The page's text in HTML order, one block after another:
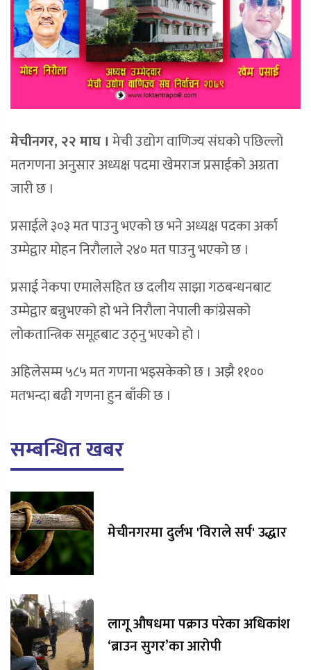
मेचीनगर, २२ माघ । मेची उद्योग वाणिज्य संघको पछिल्लो
मतगणना अनुसार अध्यक्ष पदमा खेमराज प्रसाईको अग्रता
जारी छ ।
प्रसाईले ३०३ मत पाउनु भएको छ भने अध्यक्ष पदका अर्का
उम्मेद्वार मोहन निरौलाले २४० मत पाउनु भएको छ ।
प्रसाई नेकपा एमालेसहित छ दलीय साझा गठबन्धनबाट
उम्मेद्वार बन्नुभएको हो भने निरौला नेपाली कांग्रेसको
लोकतान्त्रिक समूहबाट उठ्नु भएको हो ।
अहिलेसम्म ५८५ मत गणना भइसकेको छ । अझै ११००
मतभन्दा बढी गणना हुन बाँकी छ ।
सम्बन्धित खबर
मेचीनगरमा दुर्लभ 'विराले सर्प' उद्धार
लागू औषधमा पक्राउ परेका अधिकांश
‘ब्राउन सुगर’का आरोपी